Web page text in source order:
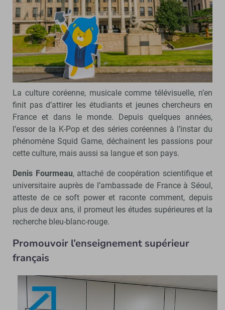
L’Université Hanyang, située à Séoul - © Capclub
La culture coréenne, musicale comme télévisuelle, n’en
finit pas d’attirer les étudiants et jeunes chercheurs en
France et dans le monde. Depuis quelques années,
l’essor de la K-Pop et des séries coréennes à l’instar du
phénomène Squid Game, déchainent les passions pour
cette culture, mais aussi sa langue et son pays.
Denis Fourmeau, attaché de coopération scientifique et
universitaire auprès de l’ambassade de France à Séoul,
atteste de ce soft power et raconte comment, depuis
plus de deux ans, il promeut les études supérieures et la
recherche bleu-blanc-rouge.
Promouvoir l’enseignement supérieur
français